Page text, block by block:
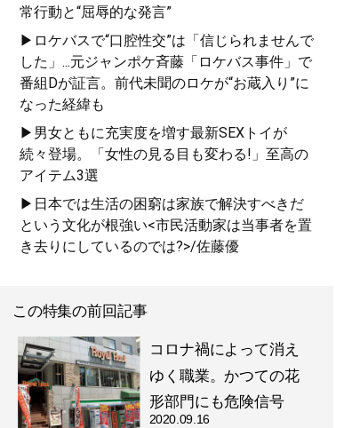
常行動と“屈辱的な発言”
▶ロケバスで“口腔性交”は「信じられませんで
した」...元ジャンポケ斉藤「ロケバス事件」で
番組Dが証言。前代未聞のロケが“お蔵入り”に
なった経緯も
▶男女ともに充実度を増す最新SEXトイが
続々登場。「女性の見る目も変わる!」至高の
アイテム3選
▶日本では生活の困窮は家族で解決すべきだ
という文化が根強い<市民活動家は当事者を置
き去りにしているのでは?>/佐藤優
この特集の前回記事
コロナ禍によって消え
ゆく職業。かつての花
形部門にも危険信号
2020.09.16